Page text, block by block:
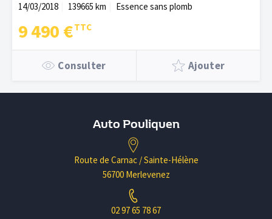
14/03/2018
139665 km Essence sans plomb
9 490 €
Consulter Ajouter
Auto Pouliquen
Route de Carnac / Sainte-Hélène
56700 Merlevenez
02 97 65 78 67